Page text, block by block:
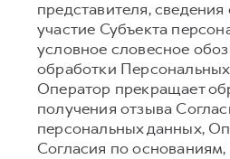
представителя,
участие Субъекта
условное словесное
обработки
Оператор прекращает
получения отзыва
персональных данных,
Согласия по